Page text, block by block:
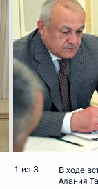
1 из 3
В ходе
Алания